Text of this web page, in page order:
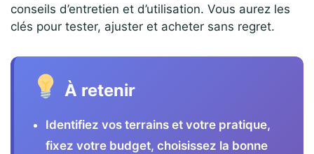
conseils d’entretien et d’utilisation. Vous aurez les
clés pour tester, ajuster et acheter sans regret.
À retenir
Identifiez vos terrains et votre pratique,
fixez votre budget, choisissez la bonne